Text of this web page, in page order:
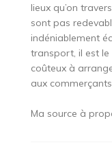
lieux qu’on
sont pas
indéniablement
transport, il est
coûteux à
aux
Ma source à